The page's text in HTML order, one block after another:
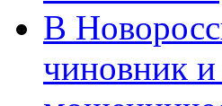
В
чиновник